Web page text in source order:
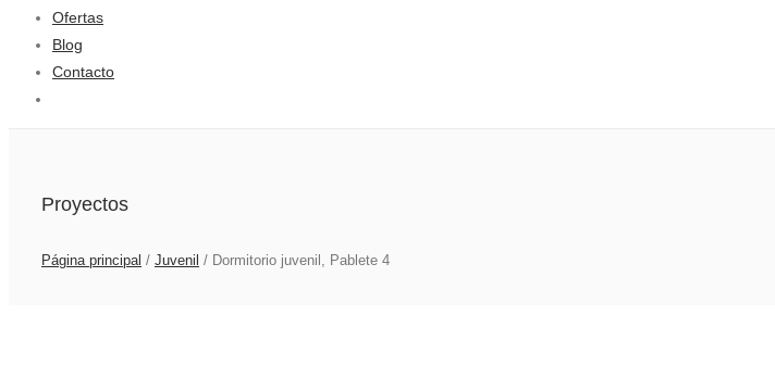
Ofertas
Blog
Contacto
Proyectos
Página principal / Juvenil / Dormitorio juvenil, Pablete 4